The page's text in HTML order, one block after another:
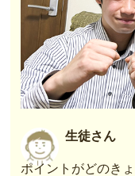
生徒さん
ポイントがどのき